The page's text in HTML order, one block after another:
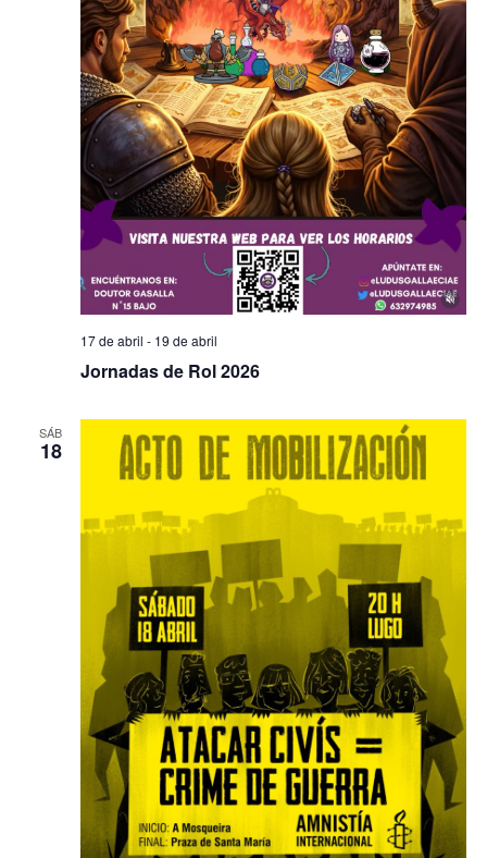
Jornadas de Rol 2026
17 de abril - 19 de abril
SÁB
18